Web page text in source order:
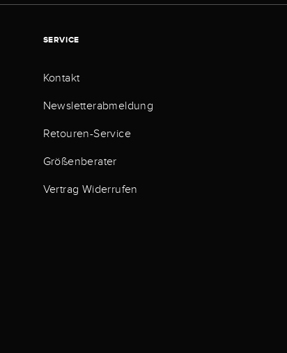
SERVICE
Kontakt
Newsletterabmeldung
Retouren-Service
Größenberater
Vertrag Widerrufen